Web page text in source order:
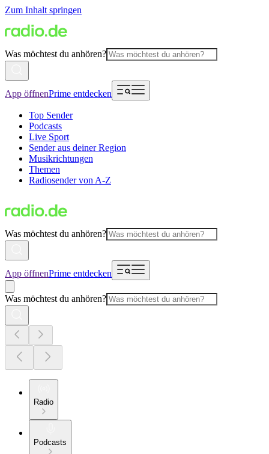
Zum Inhalt springen
Was möchtest du anhören?
App öffnenPrime entdecken
Top Sender
Podcasts
Live Sport
Sender aus deiner Region
Musikrichtungen
Themen
Radiosender von A-Z
Was möchtest du anhören?
App öffnenPrime entdecken
Was möchtest du anhören?
Radio
Podcasts